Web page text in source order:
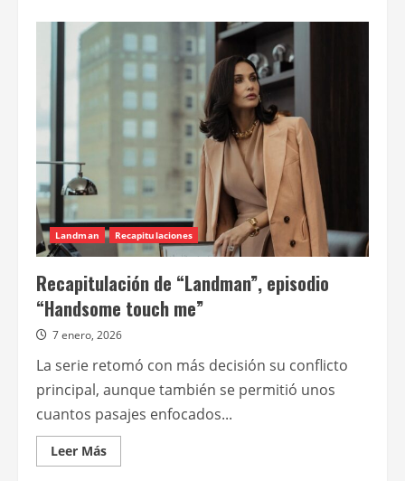
de
“Landman”,
episodio
“Plans,
tears,
and
sirens”
Landman Recapitulaciones
Recapitulación de “Landman”, episodio
“Handsome touch me”
7 enero, 2026
La serie retomó con más decisión su conflicto
principal, aunque también se permitió unos
cuantos pasajes enfocados...
Leer MásLeer
más